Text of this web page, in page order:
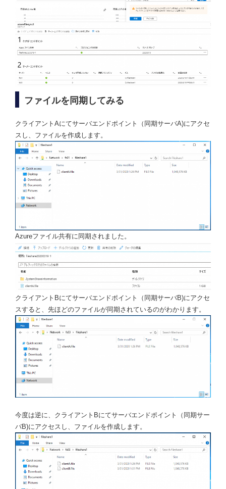
ファイルを同期してみる
クライアントAにてサーバエンドポイント（同期サーバA)にアクセ
スし、ファイルを作成します。
Azureファイル共有に同期されました。
クライアントBにてサーバエンドポイント（同期サーバB)にアクセ
スすると、先ほどのファイルが同期されているのがわかります。
今度は逆に、クライアントBにてサーバエンドポイント（同期サー
バB)にアクセスし、ファイルを作成します。